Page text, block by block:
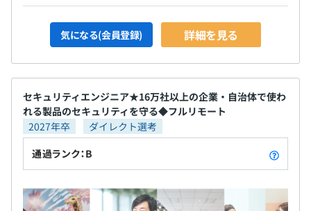
気になる(会員登録) 詳細を見る
セキュリティエンジニア★16万社以上の企業・自治体で使わ
れる製品のセキュリティを守る◆フルリモート
2027年卒
ダイレクト選考
通過ランク：B